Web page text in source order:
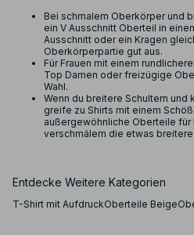
Bei schmalem Oberkörper und
ein V Ausschnitt Oberteil in
Ausschnitt oder ein Kragen
Oberkörperpartie gut aus.
Für Frauen mit einem
Top Damen oder freizügige
Wahl.
Wenn du breitere Schultern und
greife zu Shirts mit einem
außergewöhnliche Oberteile für
verschmälern die etwas
Entdecke Weitere Kategorien
T-Shirt mit AufdruckOberteile Beige